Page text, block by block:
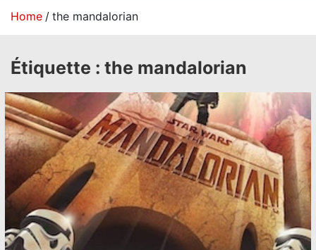
t
Home the mandalorian
Étiquette : the mandalorian